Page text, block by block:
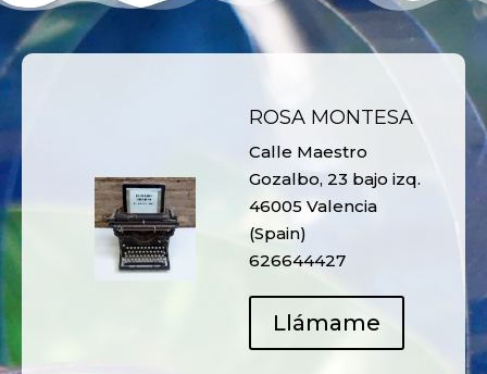
ROSA MONTESA
Calle Maestro
Gozalbo, 23 bajo izq.
46005 Valencia
(Spain)
626644427
Llámame